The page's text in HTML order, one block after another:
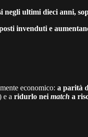
negli ultimi dieci anni,
invenduti e
economico: a parità
e a ridurlo neimatch a